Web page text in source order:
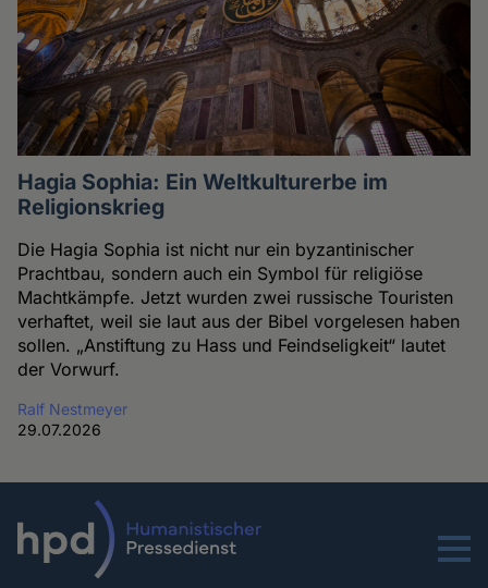
Hagia Sophia: Ein Weltkulturerbe im
Religionskrieg
Die Hagia Sophia ist nicht nur ein byzantinischer
Prachtbau, sondern auch ein Symbol für religiöse
Machtkämpfe. Jetzt wurden zwei russische Touristen
verhaftet, weil sie laut aus der Bibel vorgelesen haben
sollen. „Anstiftung zu Hass und Feindseligkeit“ lautet
der Vorwurf.
Ralf Nestmeyer
29.07.2026
Menu